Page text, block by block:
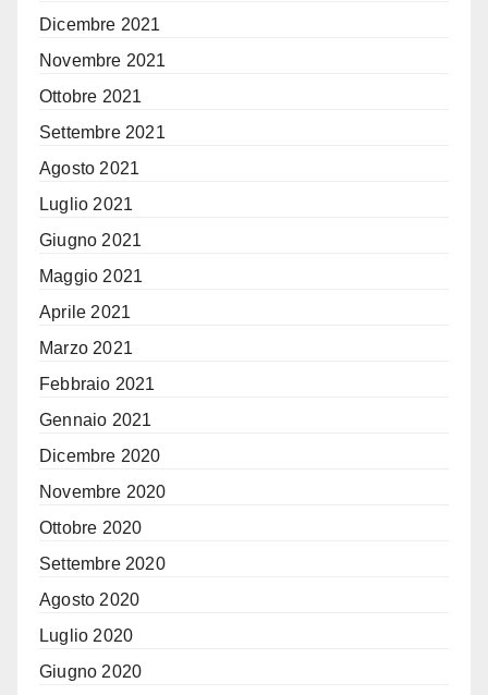
Dicembre 2021
Novembre 2021
Ottobre 2021
Settembre 2021
Agosto 2021
Luglio 2021
Giugno 2021
Maggio 2021
Aprile 2021
Marzo 2021
Febbraio 2021
Gennaio 2021
Dicembre 2020
Novembre 2020
Ottobre 2020
Settembre 2020
Agosto 2020
Luglio 2020
Giugno 2020